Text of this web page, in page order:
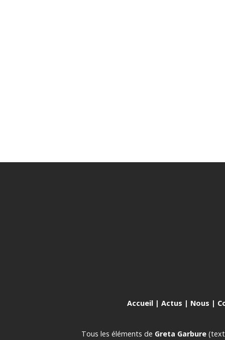
Accueil | Actus | Nous |
Tous les éléments de Greta Garbure